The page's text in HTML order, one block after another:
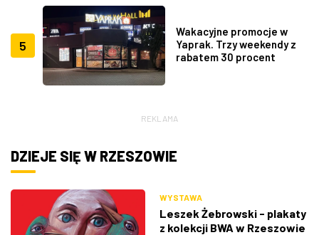
5
Wakacyjne promocje w
Yaprak. Trzy weekendy z
rabatem 30 procent
REKLAMA
DZIEJE SIĘ W RZESZOWIE
WYSTAWA
Leszek Żebrowski - plakaty
z kolekcji BWA w Rzeszowie